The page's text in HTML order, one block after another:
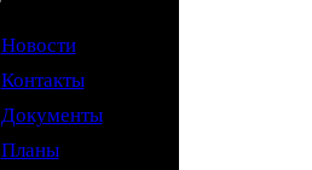
Новости
Контакты
Документы
Планы